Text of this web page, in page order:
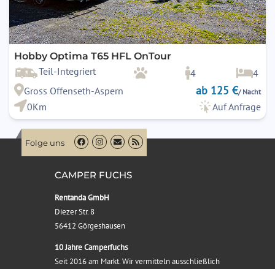
Hobby Optima T65 HFL OnTour
Teil-Integriert 4
4
Gross Offenseth-Aspern
ab 125 €/ Nacht
0Km Auf Anfrage
Folge uns
CAMPER FUCHS
Rentanda GmbH
Diezer Str. 8
56412 Görgeshausen
10 Jahre Camperfuchs
Seit 2016 am Markt. Wir vermitteln ausschließlich